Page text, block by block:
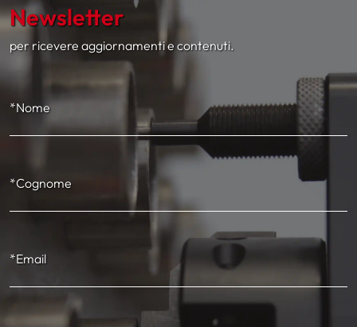
Newsletter
per ricevere aggiornamenti e contenuti.
*Nome
*Cognome
*Email